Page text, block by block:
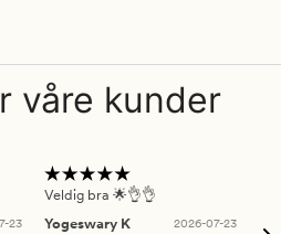
våre kunder
23
Veldig bra 🌟👌👌
Yogeswary K
2026-07-23